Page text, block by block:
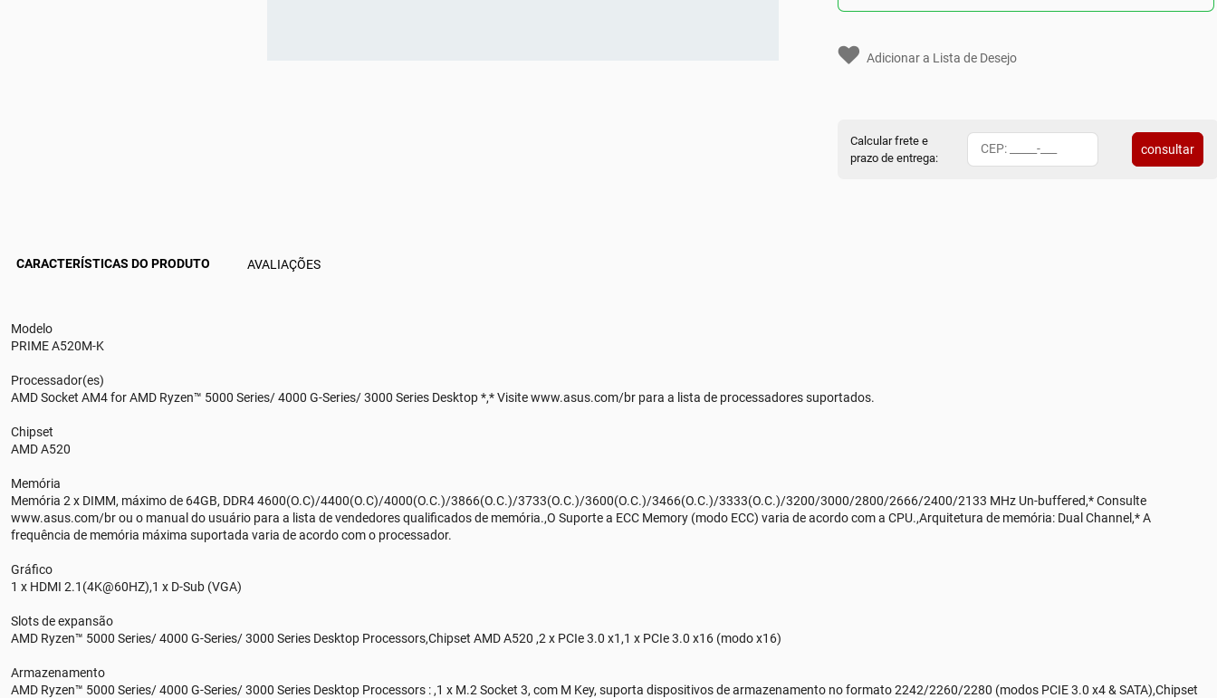
Adicionar a Lista de Desejo
Calcular frete e
prazo de entrega:
consultar
CARACTERÍSTICAS DO PRODUTO AVALIAÇÕES
Modelo
PRIME A520M-K
Processador(es)
AMD Socket AM4 for AMD Ryzen™ 5000 Series/ 4000 G-Series/ 3000 Series Desktop *,* Visite www.asus.com/br para a lista de processadores suportados.
Chipset
AMD A520
Memória
Memória 2 x DIMM, máximo de 64GB, DDR4 4600(O.C)/4400(O.C)/4000(O.C.)/3866(O.C.)/3733(O.C.)/3600(O.C.)/3466(O.C.)/3333(O.C.)/3200/3000/2800/2666/2400/2133 MHz Un-buffered,* Consulte
www.asus.com/br ou o manual do usuário para a lista de vendedores qualificados de memória.,O Suporte a ECC Memory (modo ECC) varia de acordo com a CPU.,Arquitetura de memória: Dual Channel,* A
frequência de memória máxima suportada varia de acordo com o processador.
Gráfico
1 x HDMI 2.1(4K@60HZ),1 x D-Sub (VGA)
Slots de expansão
AMD Ryzen™ 5000 Series/ 4000 G-Series/ 3000 Series Desktop Processors,Chipset AMD A520 ,2 x PCIe 3.0 x1,1 x PCIe 3.0 x16 (modo x16)
Armazenamento
AMD Ryzen™ 5000 Series/ 4000 G-Series/ 3000 Series Desktop Processors : ,1 x M.2 Socket 3, com M Key, suporta dispositivos de armazenamento no formato 2242/2260/2280 (modos PCIE 3.0 x4 & SATA),Chipset